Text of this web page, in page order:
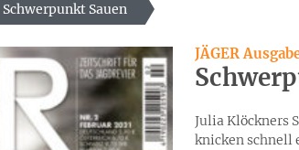
Schwerpunkt Sauen
JÄGER
Julia Klöckners
knicken schnell